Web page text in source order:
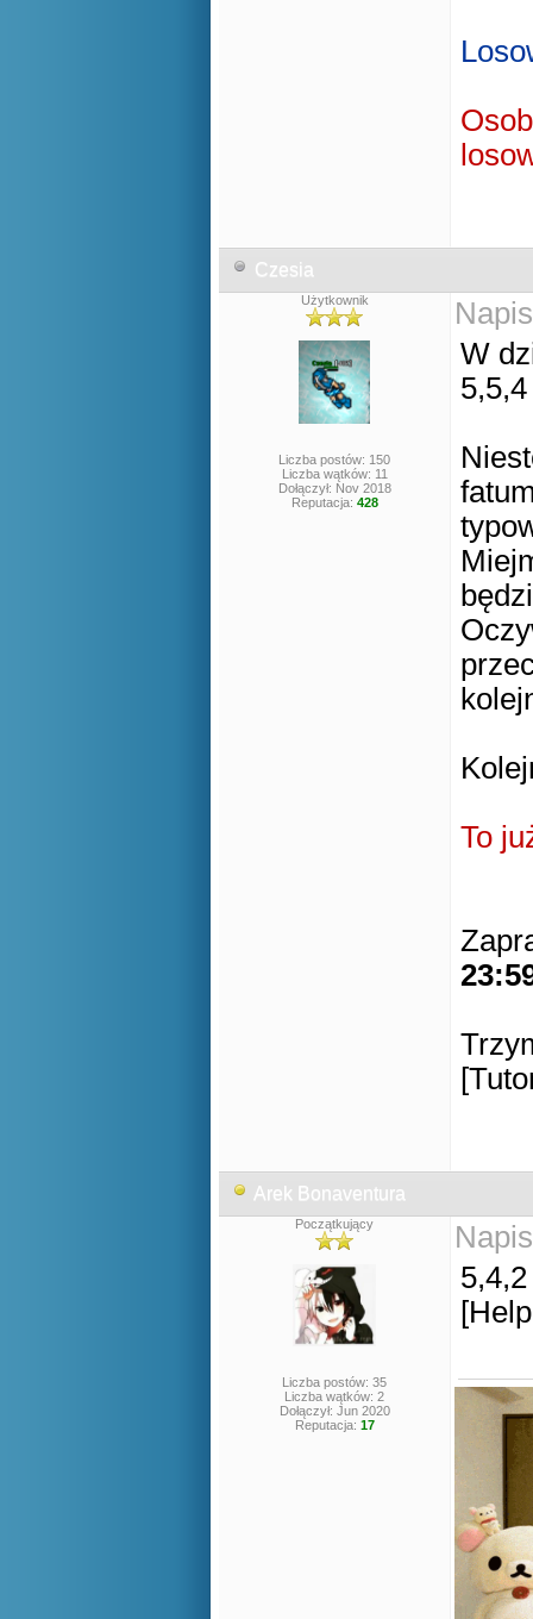
Czesia
Użytkownik
Liczba postów: 150
Liczba wątków: 11
Dołączył: Nov 2018
Reputacja: 428
W
5,5,4
To
Arek Bonaventura
Początkujący
Liczba postów: 35
Liczba wątków: 2
Dołączył: Jun 2020
Reputacja: 17
5,4,2